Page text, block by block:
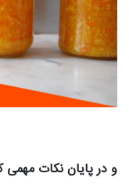
و در پایان نکات مهمی